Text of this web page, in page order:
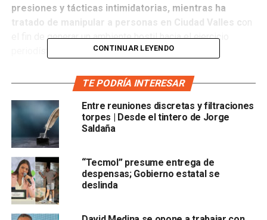
presiones y tácticas intimidatorias, mientras ha
tratado de manipular a personas en Ciudad Valles con
el fin de generar un ambiente hostil hacia el ejercicio
El ataque de Tekmol ha escalado al grado de difundir
información confidencial y datos personales de
periodistas en aquella región del estado, como una
forma de denostar la legalidad de los convenios de
publicidad que los medios de comunicación locales tienen
con los gobiernos estatal y municipal, los cuales
obviamente se establecieron conforme a las leyes y
regulaciones vigentes.
Estano es la primera vez que ocurre un ataque de
CONTINUAR LEYENDO
TE PODRÍA INTERESAR
Entre reuniones discretas y filtraciones
torpes | Desde el tintero de Jorge
Saldaña
“Tecmol” presume entrega de
despensas; Gobierno estatal se
deslinda